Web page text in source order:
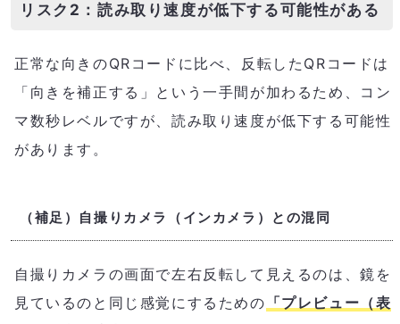
リスク2：読み取り速度が低下する可能性がある
正常な向きのQRコードに比べ、反転したQRコードは
「向きを補正する」という一手間が加わるため、コン
マ数秒レベルですが、読み取り速度が低下する可能性
があります。
（補足）自撮りカメラ（インカメラ）との混同
自撮りカメラの画面で左右反転して見えるのは、鏡を
見ているのと同じ感覚にするための 「プレビュー（表